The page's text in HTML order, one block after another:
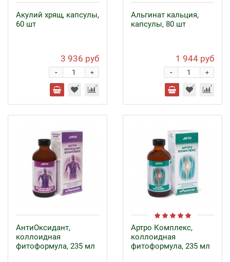
Акулий хрящ, капсулы,
60 шт
3 936 руб
+
-
Альгинат кальция,
капсулы, 80 шт
1 944 руб
+
-
АнтиОксидант,
коллоидная
фитоформула, 235 мл
Артро Комплекс,
коллоидная
фитоформула, 235 мл